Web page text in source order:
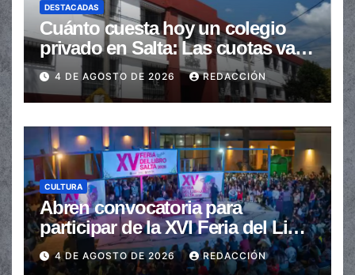
DESTACADAS
Cuánto cuesta hoy un colegio
privado en Salta: Las cuotas van
de $110.000 a más de $600.000
4 DE AGOSTO DE 2026 REDACCIÓN
CULTURA
Abren convocatoria para
participar de la XVI Feria del Libro
de Salta
4 DE AGOSTO DE 2026 REDACCIÓN